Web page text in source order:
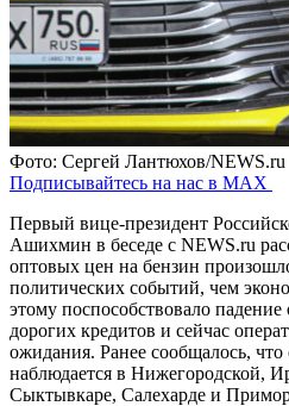
Фото: Сергей Лантюхов/NEWS.ru
Подписывайтесь на нас в MAX
Первый вице-президент
Ашихмин в беседе с NEWS.ru
оптовых цен на бензин
политических событий, чем
этому поспособствовало падение
дорогих кредитов и сейчас
ожидания. Ранее сообщалось,
наблюдается в Нижегородской,
Сыктывкаре, Салехарде и